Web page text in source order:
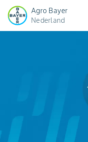
Agro Bayer
Nederland